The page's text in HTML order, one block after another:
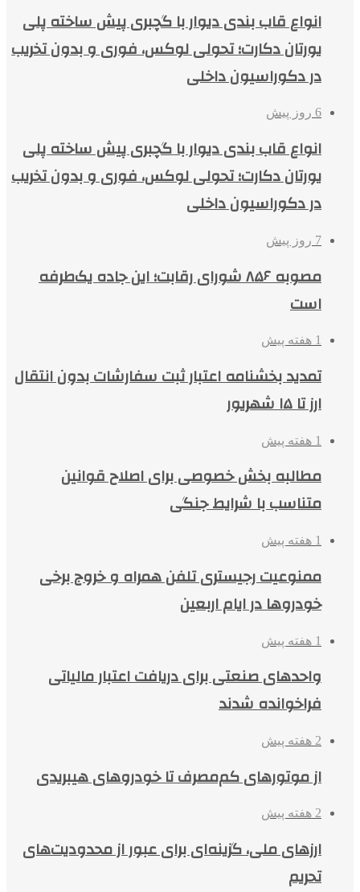
انواع قاب بندی دیوار با گچبری پیش ساخته پلی
یورتان دکارت؛ تحولی لوکس، فوری و بدون تخریب
در دکوراسیون داخلی
6 روز پیش
انواع قاب بندی دیوار با گچبری پیش ساخته پلی
یورتان دکارت؛ تحولی لوکس، فوری و بدون تخریب
در دکوراسیون داخلی
7 روز پیش
مصوبه ۸۵۶ شورای رقابت؛ این جاده یک‌طرفه
است
1 هفته پیش
تمدید بخشنامه اعتبار ثبت سفارشات بدون انتقال
ارز تا ۱۵ شهریور
1 هفته پیش
مطالبه بخش خصوصی برای اصلاح قوانین
متناسب با شرایط جنگی
1 هفته پیش
ممنوعیت رجیستری تلفن همراه و خروج برخی
خودروها در ایام اربعین
1 هفته پیش
واحدهای صنعتی برای دریافت اعتبار مالیاتی
فراخوانده شدند
2 هفته پیش
از موتورهای کم‌مصرف تا خودروهای هیبریدی
2 هفته پیش
ارزهای ملی، گزینه‌ای برای عبور از محدودیت‌های
تحریم